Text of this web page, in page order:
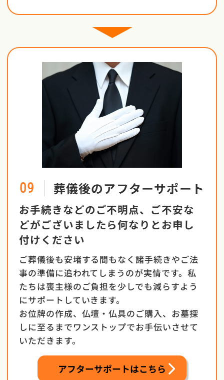
09 葬儀後のアフターサポート
お手続きなどのご不明点、ご不安な
どがございましたら何なりとお申し
付けください
ご葬儀後も安堵する間もなく諸手続きやご法
事の準備に追われてしまうのが実情です。私
たちは喪主様のご負担を少しでも減らすよう
にサポートしていきます。
お位牌の作成、仏壇・仏具のご購入、お墓探
しに至るまでワンストップでお手伝いさせて
いただきます。
アフターサポートはこちら